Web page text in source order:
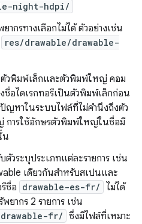
night-hdpi/
กรทางเลือกไม่ได้ ตัวอย่างเช่น
res/drawable/drawable-
วพิมพ์เล็กและตัวพิมพ์ใหญ่ คอม
ชื่อไดเรกทอรีเป็นตัวพิมพ์เล็กก่อน
ญหาในระบบไฟล์ที่ไม่คำนึงถึงตัว
ารใช้อักษรตัวพิมพ์ใหญ่ในชื่อมี
น
ตัวระบุประเภทแต่ละรายการ เช่น
เดียวกันสำหรับสเปนและ
ชื่อ drawable-es-fr/
ไม่ได้
ากร 2 รายการ เช่น
drawable-fr/ ซึ่งมีไฟล์ที่เหมาะ